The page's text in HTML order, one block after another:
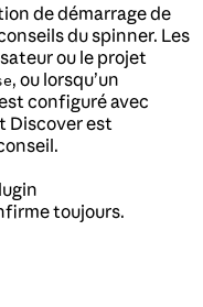
de démarrage de
du spinner. Les
ou le projet
, ou lorsqu’un
configuré avec
Discover est
toujours.